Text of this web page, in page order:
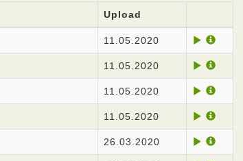
Upload
11.05.2020
11.05.2020
11.05.2020
11.05.2020
26.03.2020